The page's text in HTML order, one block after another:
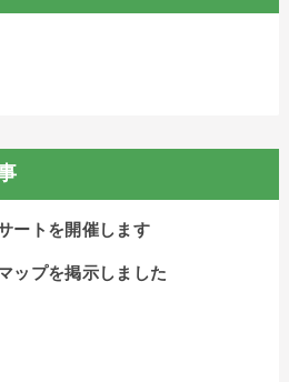
ートを開催します
ップを掲示しました